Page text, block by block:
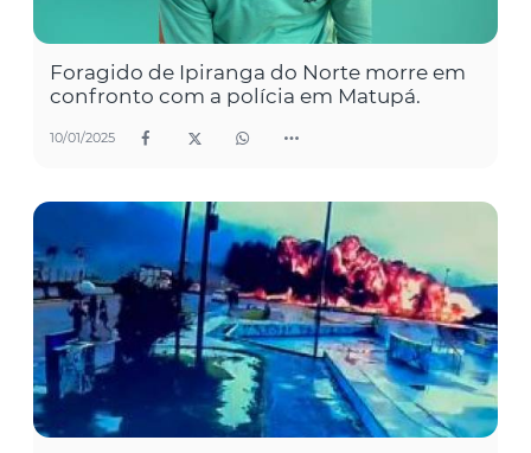
Foragido de Ipiranga do Norte morre em
confronto com a polícia em Matupá.
10/01/2025